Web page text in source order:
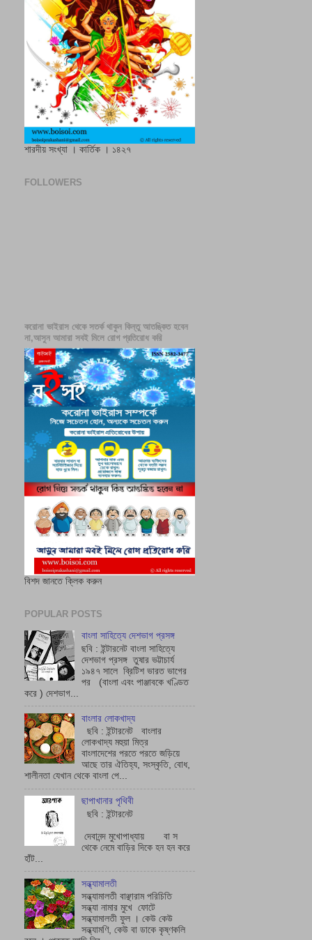
শারদীয় সংখ্যা । কার্তিক । ১৪২৭
না,আসুন আমারা সবই মিলে রোগ প্রতিরোধ করি
বিশদ জানতে ক্লিক করুন
ছবি : ইন্টারনেট বাংলা সাহিত্যে
দেশভাগ প্রসঙ্গ তুষার ভট্টাচাৰ্য
১৯৪৭ সালে ব্রিটিশ ভারত ভাগের
পর (বাংলা এবং পাঞ্জাবকে খণ্ডিত
ছবি : ইন্টারনেট বাংলার
লোকখাদ্য মহুয়া মিত্র
বাংলাদেশের পরতে পরতে জড়িয়ে
আছে তার ঐতিহ্য, সংস্কৃতি, বোধ,
শালীনতা যেখান থেকে বাংলা পে...
ছাপাখানার পৃথিবী
ছবি : ইন্টারনেট
থেকে নেমে বাড়ির দিকে হন হন করে
সন্ধ্যামালতী বাঞ্ছারাম পরিচিতি
সন্ধ্যা নামার মুখে ফোটে
সন্ধ্যামালতী ফুল । কেউ কেউ
সন্ধ্যামণি, কেউ বা ডাকে কৃষ্ণকলি
বলে । পেরুতে আদি নিব...